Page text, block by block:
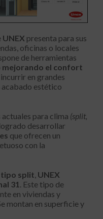
UNEX presenta para sus
oficinas o locales
de herramientas
mejorando el confort
en grandes
acabado estético
para clima (split,
desarrollar
que ofrecen un
con la
split, UNEX
31 . Este tipo de
en viviendas y
montan en superficie y